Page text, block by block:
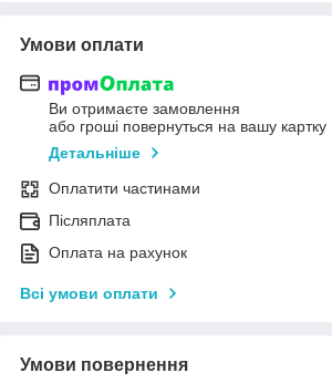
Умови оплати
Ви отримаєте замовлення
або гроші повернуться на вашу картку
Детальніше
Оплатити частинами
Післяплата
Оплата на рахунок
Всі умови оплати
Умови повернення